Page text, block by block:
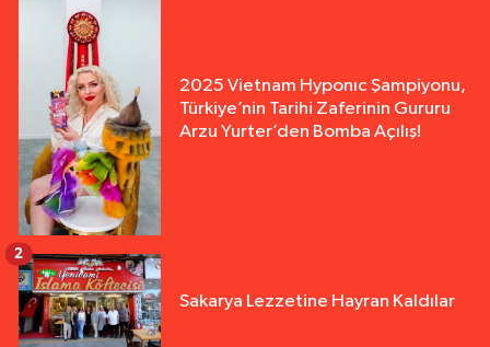
2025 Vietnam Hyponıc Şampiyonu,
Türkiye’nin Tarihi Zaferinin Gururu
Arzu Yurter’den Bomba Açılış!
Sakarya Lezzetine Hayran Kaldılar
2